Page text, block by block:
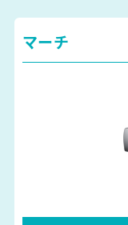
マーチ